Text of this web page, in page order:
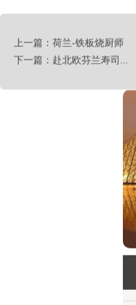
上一篇：荷兰-铁板烧厨师
下一篇：赴北欧芬兰寿司...